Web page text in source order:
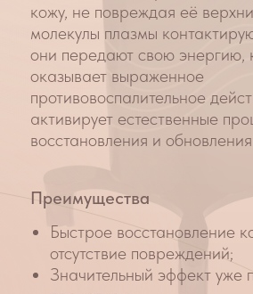
Количество сеансов:из3-6 сеансов
Как проходит процедура
1.Очищение кожи
2.Обработка зоны воздействия азотной
плазмой
3.Нанесение увлажняющего крема и SPF
средства
выравнивание тона лица.
Технология
азотной плазмы